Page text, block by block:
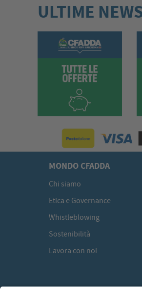
ULTIME
MONDO CFADDA
Chi siamo
Etica e Governance
Whistleblowing
Sostenibilità
Lavora con noi